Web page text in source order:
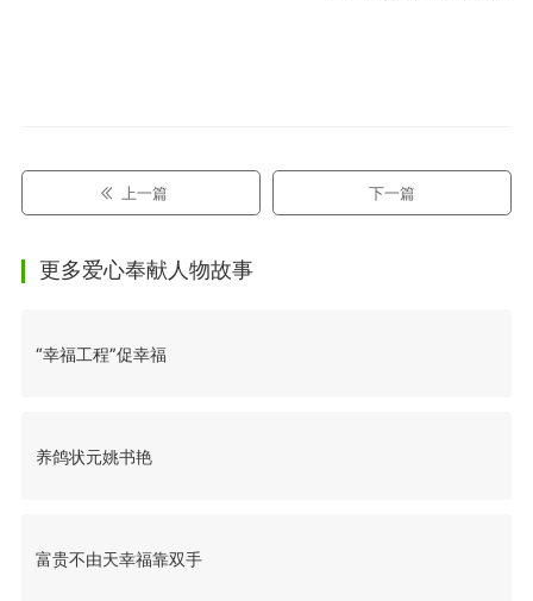
上一篇 下一篇
更多爱心奉献人物故事
“幸福工程”促幸福
养鸽状元姚书艳
富贵不由天幸福靠双手